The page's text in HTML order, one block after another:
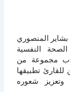
بشاير المنصوري
النفسية
مجموعة من
للقارئ تطبيقها
وتعزيز شعوره